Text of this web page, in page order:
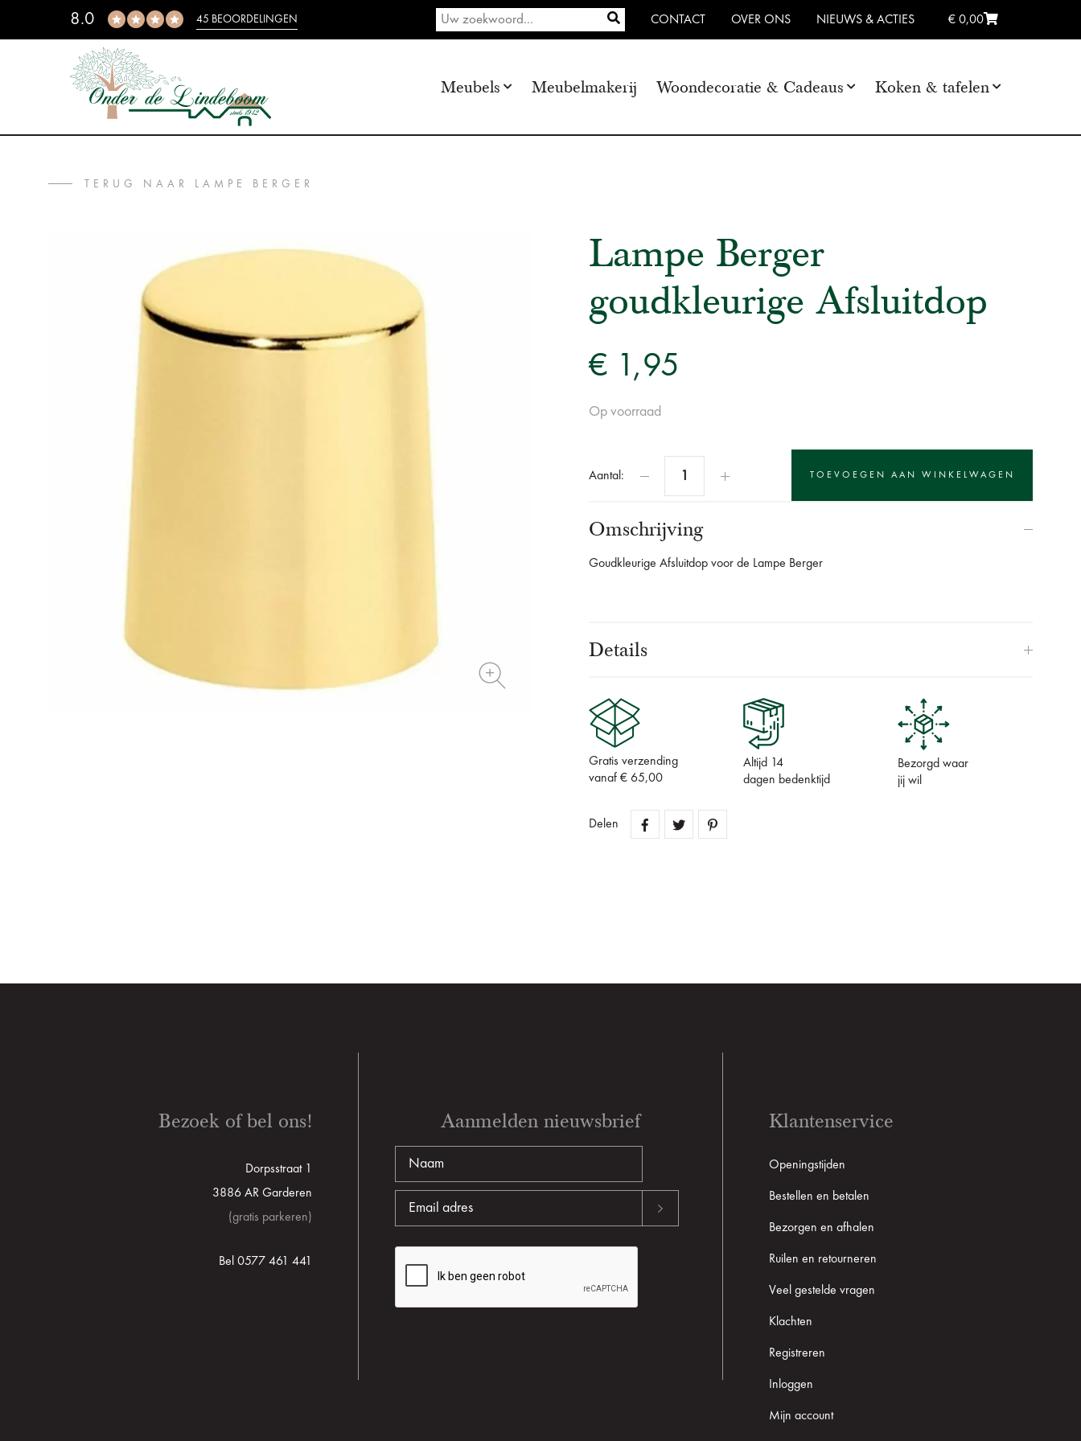
8.0 45 BEOORDELINGEN CONTACT OVER ONS NIEUWS & ACTIES € 0,00
Meubels Meubelmakerij Woondecoratie & Cadeaus Koken & tafelen
TERUG NAAR LAMPE BERGER
Lampe Berger
goudkleurige Afsluitdop
€ 1,95
Op voorraad
Aantal:
Omschrijving
Goudkleurige Afsluitdop voor de Lampe Berger
Details
Gratis verzending
vanaf € 65,00
Altijd 14
dagen bedenktijd
Bezorgd waar
jij wil
Delen
Aanmelden nieuwsbrief
Bezoek of bel ons!
Dorpsstraat 1
3886 AR Garderen
(gratis parkeren)
Bel 0577 461 441
Klantenservice
Openingstijden
Bestellen en betalen
Bezorgen en afhalen
Ruilen en retourneren
Veel gestelde vragen
Klachten
Registreren
Inloggen
Mijn account